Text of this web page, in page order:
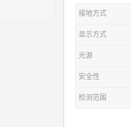
接地方式
显示方式
光源
安全性
检测范围